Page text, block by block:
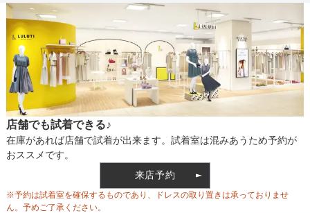
サイズ 22
足幅 6.5 7 7
ヒール高 9 9.2 9
ストラップ長さ
す。シンプルなデザインなのでコーディネートに迷わないのも嬉し
いポイント♪
※シューズは会場内以外外履き厳禁とさせていただいております。
会場まではご自身の靴でお向かい頂くようお願い致します。
丈
生地の厚さ
裏地
ウエスト調整
店舗でも試着できる♪
在庫があれば店舗で試着が出来ます。試着室は混みあうため予約が
おススメです。
来店予約
※予約は試着室を確保するものであり、ドレスの取り置きは承っておりませ
ん。予めご了承ください。